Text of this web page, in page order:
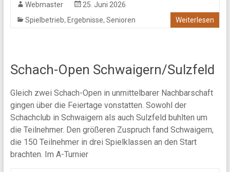
Webmaster
25. Juni 2026
Spielbetrieb, Ergebnisse, Senioren Weiterlesen
Schach-Open Schwaigern/Sulzfeld
Gleich zwei Schach-Open in unmittelbarer Nachbarschaft
gingen über die Feiertage vonstatten. Sowohl der
Schachclub in Schwaigern als auch Sulzfeld buhlten um
die Teilnehmer. Den größeren Zuspruch fand Schwaigern,
die 150 Teilnehmer in drei Spielklassen an den Start
brachten. Im A-Turnier